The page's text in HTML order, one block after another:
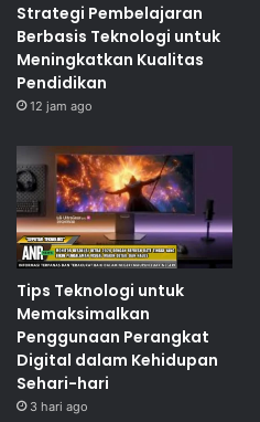
Strategi Pembelajaran
Berbasis Teknologi untuk
Meningkatkan Kualitas
Pendidikan
12 jam ago
Tips Teknologi untuk
Memaksimalkan
Penggunaan Perangkat
Digital dalam Kehidupan
Sehari-hari
3 hari ago